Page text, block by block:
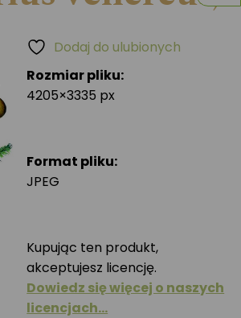
Rozmiar pliku:
4205×3335 px
Format pliku:
JPEG
Kupując ten produkt,
akceptujesz licencję.
Dowiedz się więcej o naszych
licencjach…
Dodaj do ulubionych